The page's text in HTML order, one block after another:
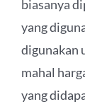
biasanya
yang
digunakan
mahal
yang